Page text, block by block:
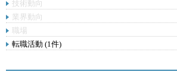
技術動向
業界動向
職場
転職活動 (1件)